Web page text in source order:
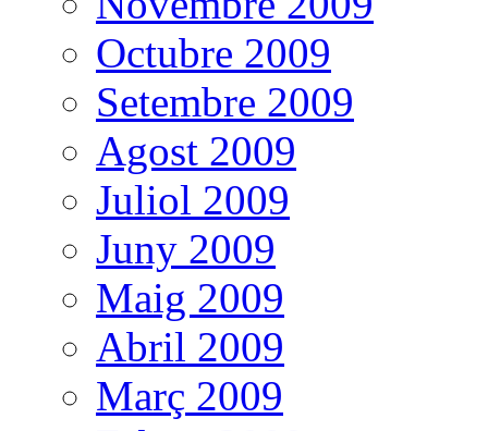
Octubre 2009
Setembre 2009
Agost 2009
Juliol 2009
Juny 2009
Maig 2009
Abril 2009
Març 2009